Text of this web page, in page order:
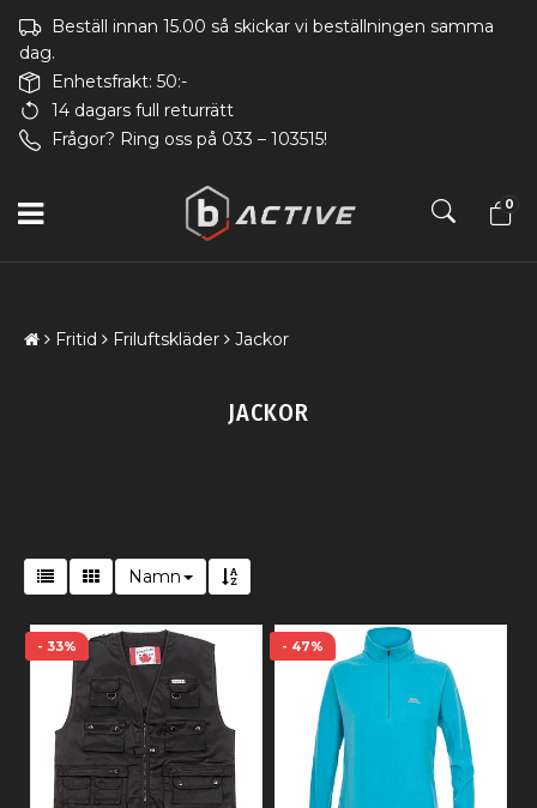
Beställ innan 15.00 så skickar vi beställningen samma
dag.
Enhetsfrakt: 50:-
14 dagars full returrätt
Frågor? Ring oss på 033 – 103515!
0
Fritid Friluftskläder Jackor
JACKOR
Namn
- 33% - 47%